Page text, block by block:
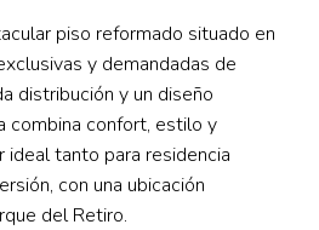
piso reformado situado en
y demandadas de
distribución y un diseño
combina confort, estilo y
ideal tanto para residencia
con una ubicación
del Retiro.